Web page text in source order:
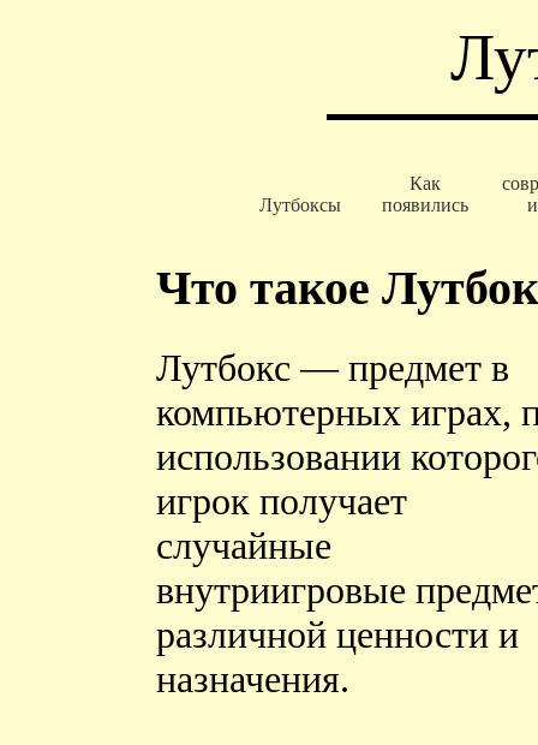
Лутбоксы
Как
появились
Что такое
Лутбокс — предмет в
компьютерных играх,
использовании
игрок получает
случайные
внутриигровые
различной ценности и
назначения.